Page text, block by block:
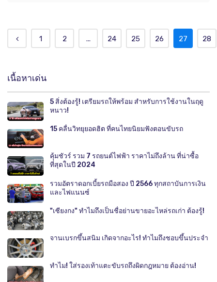
1 2 ... 24 25 26 27 28
เนื้อหาเด่น
5 สิ่งต้องรู้! เตรียมรถให้พร้อม สำหรับการใช้งานในฤดู
หนาว!
15 คลื่นวิทยุยอดฮิต ที่คนไทยนิยมฟังตอนขับรถ
คุ้มชัวร์ รวม 7 รถยนต์ไฟฟ้า ราคาไม่ถึงล้าน ที่น่าซื้อ
ที่สุดในปี 2024
รวมอัตราดอกเบี้ยรถมือสอง ปี 2566 ทุกสถาบันการเงิน
และไฟแนนซ์
"เซียงกง" ทำไมถึงเป็นชื่อย่านขายอะไหล่รถเก่า ต้องรู้!
จานเบรกขึ้นสนิม เกิดจากอะไร! ทำไมถึงชอบขึ้นประจำ
ทำไม! ใส่รองเท้าแตะขับรถถึงผิดกฎหมาย ต้องอ่าน!